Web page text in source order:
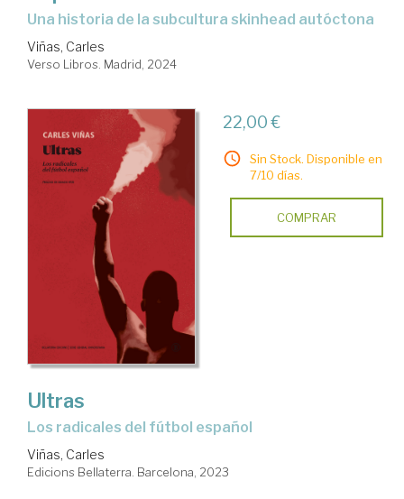
Una historia de la subcultura skinhead autóctona
Viñas, Carles
Verso Libros. Madrid, 2024
22,00 €
Sin Stock. Disponible en
7/10 días.
COMPRAR
Ultras
los radicales del fútbol español
Viñas, Carles
Edicions Bellaterra. Barcelona, 2023